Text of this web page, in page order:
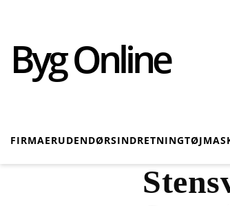
Byg Online
FIRMAERUDENDØRSINDRETNINGTØJ